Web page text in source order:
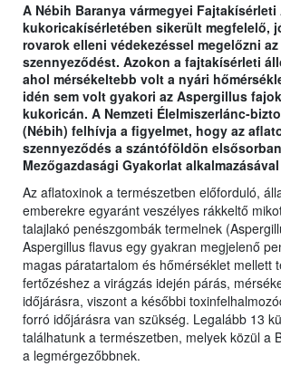
A Nébih Baranya vármegyei
kukoricakísérletében sikerült megfelelő,
rovarok elleni védekezéssel megelőzni
szennyeződést. Azokon a fajtakísérleti
ahol mérsékeltebb volt a nyári
idén sem volt gyakori az Aspergillus
kukoricán. A Nemzeti Élelmiszerlánc-
(Nébih) felhívja a figyelmet, hogy az
szennyeződés a szántóföldön
Mezőgazdasági Gyakorlat
Az aflatoxinok a természetben előforduló,
emberekre egyaránt veszélyes rákkeltő
talajlakó penészgombák termelnek
Aspergillus flavus egy gyakran megjelenő
magas páratartalom és hőmérséklet mellett
fertőzéshez a virágzás idején párás,
időjárásra, viszont a későbbi
forró időjárásra van szükség. Legalább 13
találhatunk a természetben, melyek közül a
a legmérgezőbbnek.